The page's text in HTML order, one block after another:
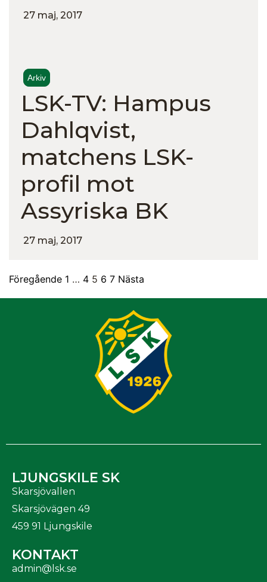
27 maj, 2017
Arkiv
LSK-TV: Hampus
Dahlqvist,
matchens LSK-
profil mot
Assyriska BK
27 maj, 2017
Föregående 1 … 4 5 6 7 Nästa
LJUNGSKILE SK
Skarsjövallen
Skarsjövägen 49
459 91 Ljungskile
KONTAKT
admin@lsk.se